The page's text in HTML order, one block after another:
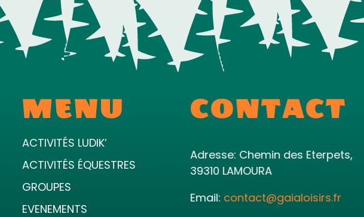
MENU
ACTIVITÉS LUDIK’
ACTIVITÉS ÉQUESTRES
GROUPES
EVENEMENTS
CONTACT
Adresse: Chemin des Eterpets,
39310 LAMOURA
Email: contact@gaialoisirs.fr